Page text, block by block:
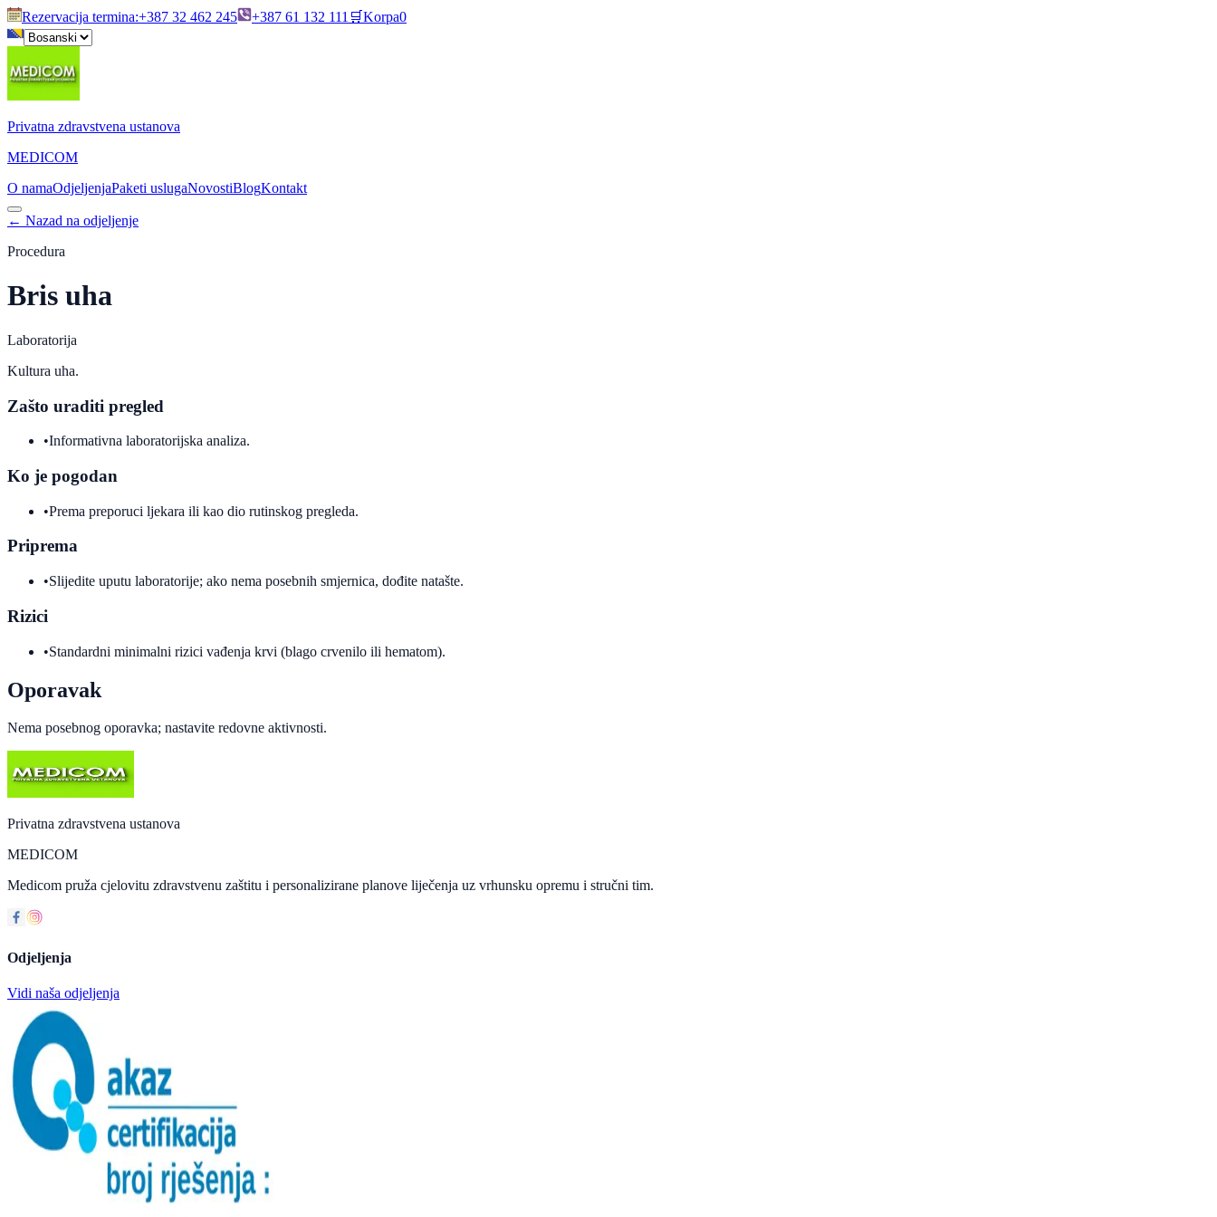
Rezervacija termina:+387 32 462 245 +387 61 132 111 🛒Korpa0
Privatna zdravstvena ustanova
MEDICOM
O namaOdjeljenjaPaketi uslugaNovostiBlogKontakt
← Nazad na odjeljenje
Procedura
Bris uha
Laboratorija
Kultura uha.
Zašto uraditi pregled
•Informativna laboratorijska analiza.
Ko je pogodan
•Prema preporuci ljekara ili kao dio rutinskog pregleda.
Priprema
•Slijedite uputu laboratorije; ako nema posebnih smjernica, dođite natašte.
Rizici
•Standardni minimalni rizici vađenja krvi (blago crvenilo ili hematom).
Oporavak
Nema posebnog oporavka; nastavite redovne aktivnosti.
Privatna zdravstvena ustanova
MEDICOM
Medicom pruža cjelovitu zdravstvenu zaštitu i personalizirane planove liječenja uz vrhunsku opremu i stručni tim.
Odjeljenja
Vidi naša odjeljenja